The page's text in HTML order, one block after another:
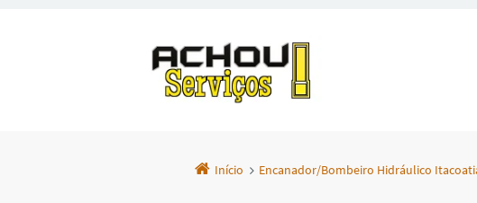
Início Encanador/Bombeiro Hidráulico